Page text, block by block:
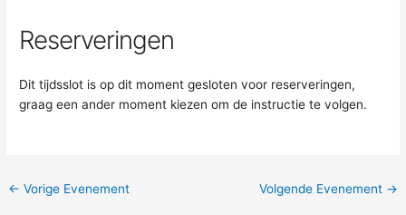
Reserveringen
Dit tijdsslot is op dit moment gesloten voor reserveringen,
graag een ander moment kiezen om de instructie te volgen.
← Vorige Evenement Volgende Evenement →